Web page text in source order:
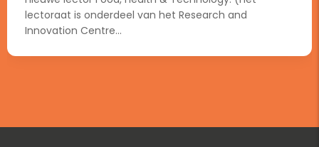
lectoraat is onderdeel van het Research and
Innovation Centre...